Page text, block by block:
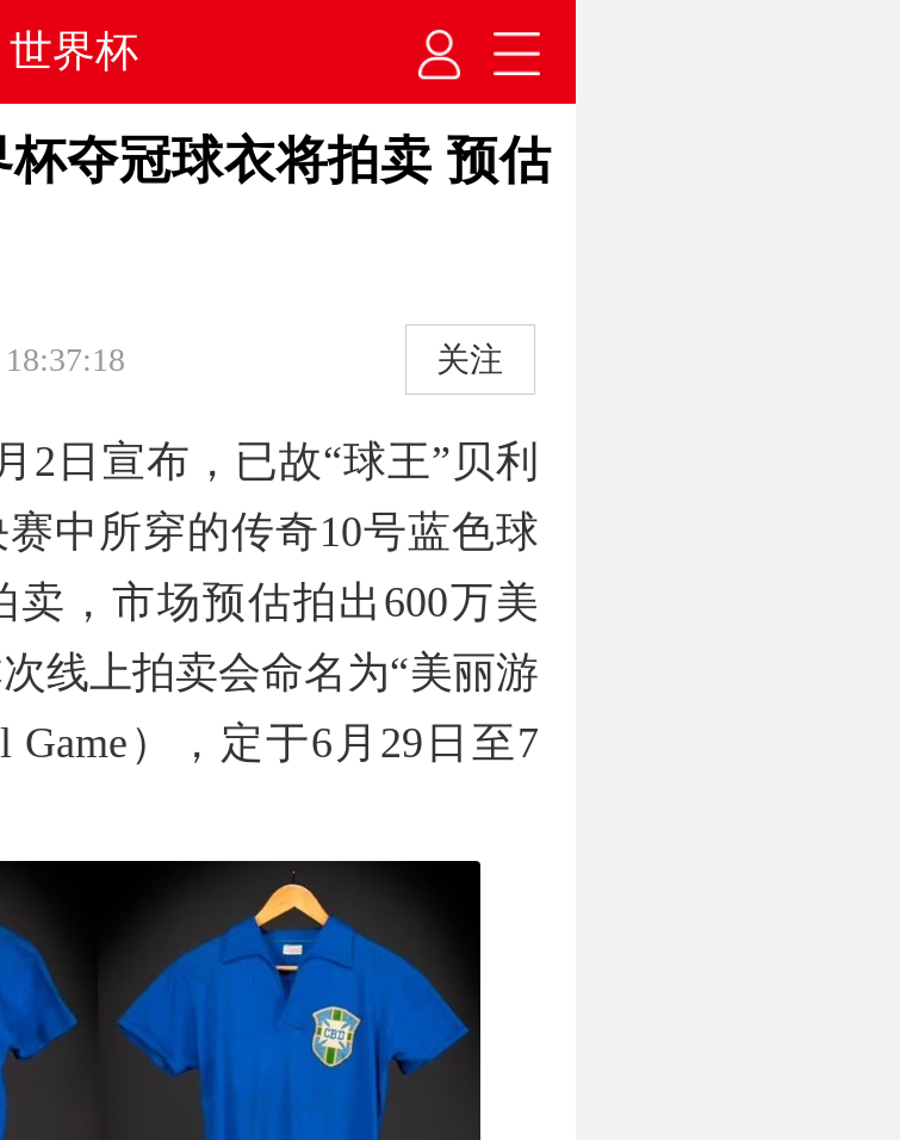
世界杯
杯夺冠球衣将拍卖 预估
关注
2日宣布，已故“球王”贝利
中所穿的传奇10号蓝色球
，市场预估拍出600万美
线上拍卖会命名为“美丽游
Game），定于6月29日至7